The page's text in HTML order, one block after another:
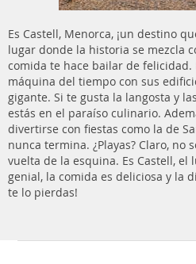
Es Castell, Menorca, ¡un destino
lugar donde la historia se mezcla
comida te hace bailar de felicidad.
máquina del tiempo con sus
gigante. Si te gusta la langosta y
estás en el paraíso culinario.
divertirse con fiestas como la de
nunca termina. ¿Playas? Claro, no
vuelta de la esquina. Es Castell, el
genial, la comida es deliciosa y la
te lo pierdas!